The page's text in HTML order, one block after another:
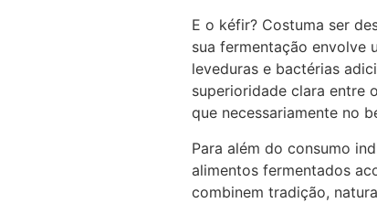
E o kéfir? Costuma ser
sua fermentação envolve
leveduras e bactérias
superioridade clara entre
que necessariamente no
Para além do consumo
alimentos fermentados
combinem tradição,